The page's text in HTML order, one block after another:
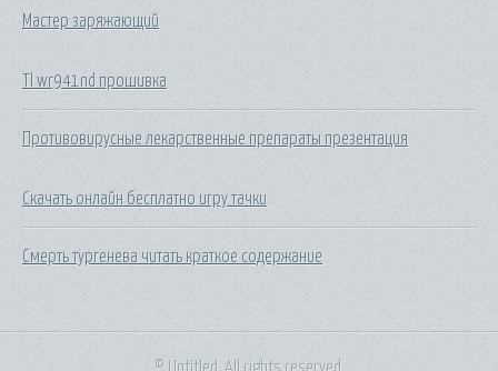
Мастер заряжающий
Tl wr941nd прошивка
Противовирусные лекарственные препараты презентация
Скачать онлайн бесплатно игру тачки
Смерть тургенева читать краткое содержание
© Untitled. All rights reserved.